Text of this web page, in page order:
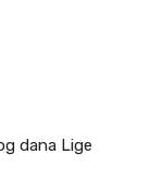
dana Lige